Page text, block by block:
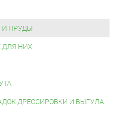
И ПРУДЫ
ДЛЯ НИХ
ДРЕССИРОВКИ И ВЫГУЛА